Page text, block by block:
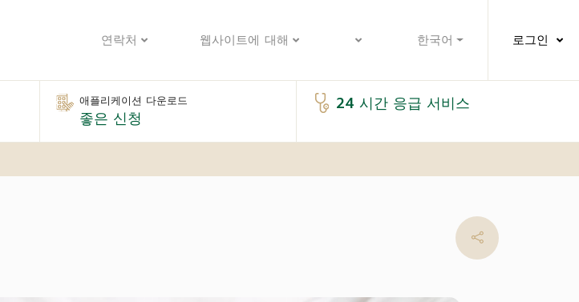
연락처 웹사이트에 대해 한국어 로그인
애플리케이션 다운로드
좋은 신청
24 시간 응급 서비스